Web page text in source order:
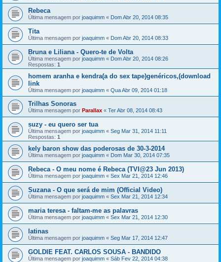
Rebeca
Última mensagem por joaquimm « Dom Abr 20, 2014 08:35
Tita
Última mensagem por joaquimm « Dom Abr 20, 2014 08:33
Bruna e Liliana - Quero-te de Volta
Última mensagem por joaquimm « Dom Abr 20, 2014 08:26
Respostas: 1
homem aranha e kendra(a do sex tape)genéricos,(download
link
Última mensagem por joaquimm « Qua Abr 09, 2014 01:18
Trilhas Sonoras
Última mensagem por Parallax « Ter Abr 08, 2014 08:43
suzy - eu quero ser tua
Última mensagem por joaquimm « Seg Mar 31, 2014 11:11
Respostas: 1
kely baron show das poderosas de 30-3-2014
Última mensagem por joaquimm « Dom Mar 30, 2014 07:35
Rebeca - O meu nome é Rebeca (TVI@23 Jun 2013)
Última mensagem por joaquimm « Sex Mar 21, 2014 12:46
Suzana - O que será de mim (Official Video)
Última mensagem por joaquimm « Sex Mar 21, 2014 12:34
maria teresa - faltam-me as palavras
Última mensagem por joaquimm « Sex Mar 21, 2014 12:30
latinas
Última mensagem por joaquimm « Seg Mar 17, 2014 12:47
GOLDIE FEAT. CARLOS SOUSA - BANDIDO
Última mensagem por joaquimm « Sáb Fev 22, 2014 04:38